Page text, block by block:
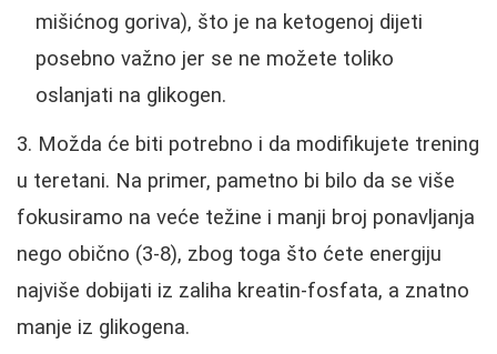
mišićnog goriva), što je na ketogenoj dijeti
posebno važno jer se ne možete toliko
oslanjati na glikogen.
Možda će biti potrebno i da modifikujete trening
u teretani. Na primer, pametno bi bilo da se više
fokusiramo na veće težine i manji broj ponavljanja
nego obično (3-8), zbog toga što ćete energiju
najviše dobijati iz zaliha kreatin-fosfata, a znatno
manje iz glikogena.